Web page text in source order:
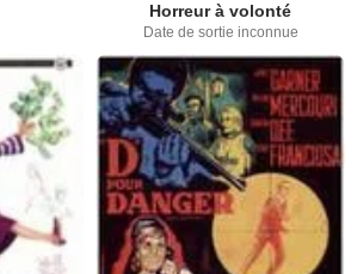
Horreur à volonté
Date de sortie inconnue